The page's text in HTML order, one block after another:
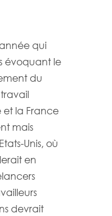
qui
évoquant le
du
et la France
mais
Unis, où
en
devrait